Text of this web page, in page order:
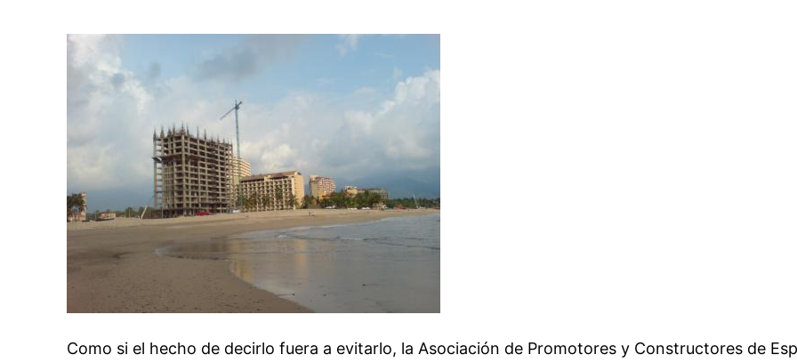
Como si el hecho de decirlo fuera a evitarlo, la Asociación de Promotores y Constructores de